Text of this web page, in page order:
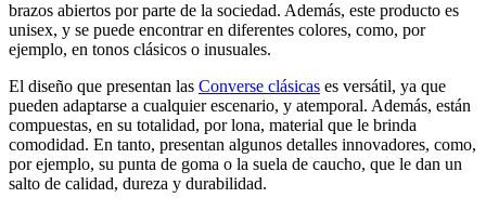
brazos abiertos por parte de la sociedad. Además, este producto es
unisex, y se puede encontrar en diferentes colores, como, por
ejemplo, en tonos clásicos o inusuales.
El diseño que presentan las Converse clásicas es versátil, ya que
pueden adaptarse a cualquier escenario, y atemporal. Además, están
compuestas, en su totalidad, por lona, material que le brinda
comodidad. En tanto, presentan algunos detalles innovadores, como,
por ejemplo, su punta de goma o la suela de caucho, que le dan un
salto de calidad, dureza y durabilidad.